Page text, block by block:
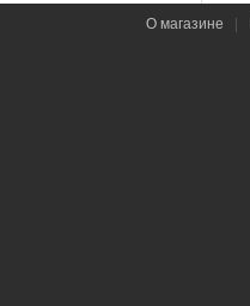
О магазине